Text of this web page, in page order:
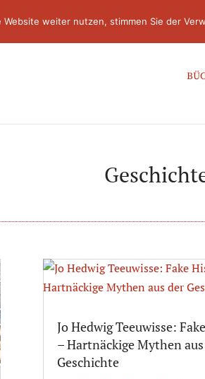
Jo Hedwig Teeuwisse:
– Hartnäckige Mythen
Geschichte
weiter nutzen, stimmen Sie der